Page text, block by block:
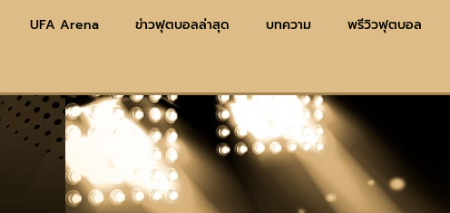
UFA Arena ข่าวฟุตบอลล่าสุด บทความ พรีวิวฟุตบอล